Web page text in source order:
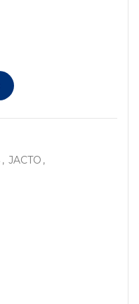
- JACTO PJH cantidad
, JACTO ,